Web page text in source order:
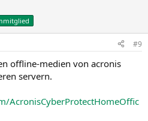
#9
offline-medien von acronis
servern.
AcronisCyberProtectHomeOffic